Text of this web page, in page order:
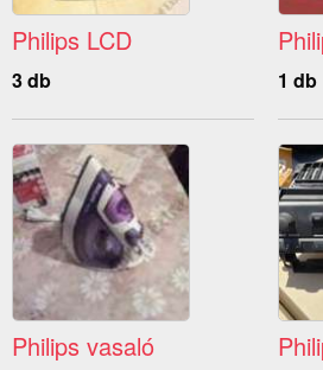
Philips LCD
3 db 1 db
Philips vasaló